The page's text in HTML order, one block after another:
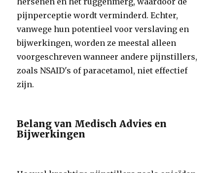
pijnperceptie wordt verminderd. Echter,
vanwege hun potentieel voor verslaving en
bijwerkingen, worden ze meestal alleen
voorgeschreven wanneer andere pijnstillers,
zoals NSAID's of paracetamol, niet effectief
zijn.
Belang van Medisch Advies en
Bijwerkingen